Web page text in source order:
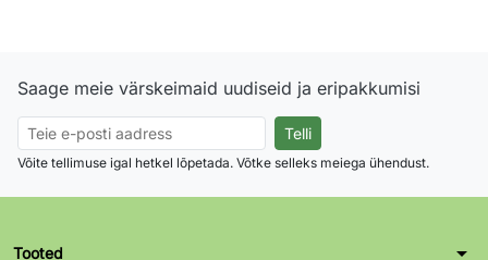
Saage meie värskeimaid uudiseid ja eripakkumisi
Võite tellimuse igal hetkel lõpetada. Võtke selleks meiega ühendust.
Tooted arrow_drop_down